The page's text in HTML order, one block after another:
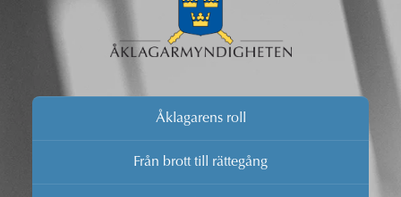
Åklagarens roll
Från brott till rättegång